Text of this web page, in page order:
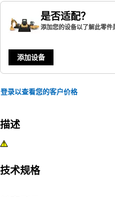
是否适配？
添加您的设备以了解此零件
添加设备
登录以查看您的客户价格
描述
技术规格